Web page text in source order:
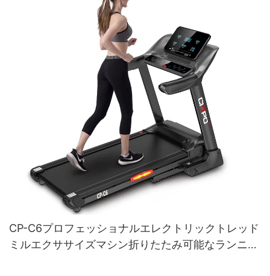
CP-C6プロフェッショナルエレクトリックトレッド
ミルエクササイズマシン折りたたみ可能なランニン